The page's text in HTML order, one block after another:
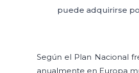
puede adquirirse
Según el Plan Nacional
anualmente en Europa